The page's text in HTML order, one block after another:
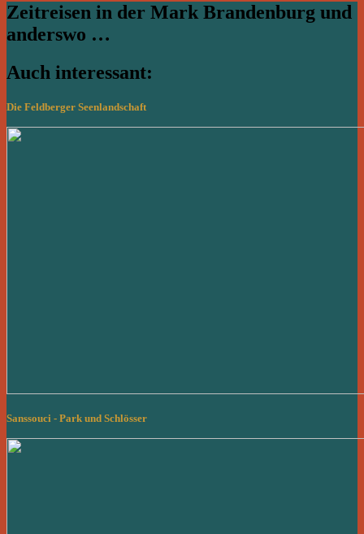
Zeitreisen in der Mark Brandenburg und
anderswo …
Auch interessant:
Die Feldberger Seenlandschaft
Sanssouci - Park und Schlösser